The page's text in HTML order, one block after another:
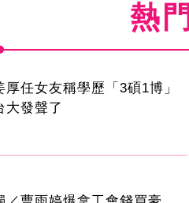
熱
厚任女友稱學歷「3碩1博」
大發聲了